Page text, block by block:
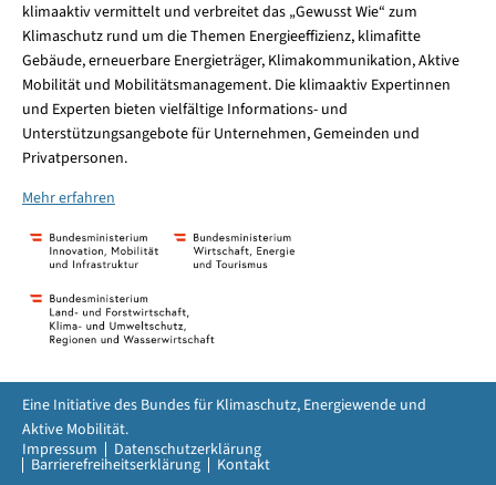
klimaaktiv vermittelt und verbreitet das „Gewusst Wie“ zum
Klimaschutz rund um die Themen Energieeffizienz, klimafitte
Gebäude, erneuerbare Energieträger, Klimakommunikation, Aktive
Mobilität und Mobilitätsmanagement. Die klimaaktiv Expertinnen
und Experten bieten vielfältige Informations- und
Unterstützungsangebote für Unternehmen, Gemeinden und
Privatpersonen.
Mehr erfahren
Impressum Datenschutzerklärung
Barrierefreiheitserklärung Kontakt
Eine Initiative des Bundes für Klimaschutz, Energiewende und
Aktive Mobilität.